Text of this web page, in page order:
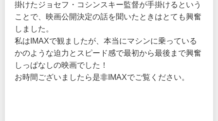
掛けたジョセフ・コシンスキー監督が手掛けるという
ことで、映画公開決定の話を聞いたときはとても興奮
しました。
私はIMAXで観ましたが、本当にマシンに乗っている
かのような迫力とスピード感で最初から最後まで興奮
しっぱなしの映画でした！
お時間ございましたら是非IMAXでご覧ください。